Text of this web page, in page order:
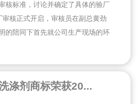
核标准，讨论并确定了具体的验厂
核正式开启，审核员在副总黄劲
的陪同下首先就公司生产现场的环
涤剂商标荣获20...